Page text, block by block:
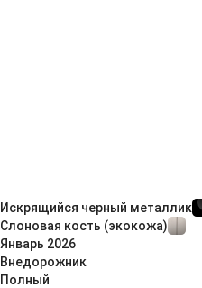
Искрящийся черный металлик
Слоновая кость (экокожа)
Январь 2026
Внедорож­ник
Полный